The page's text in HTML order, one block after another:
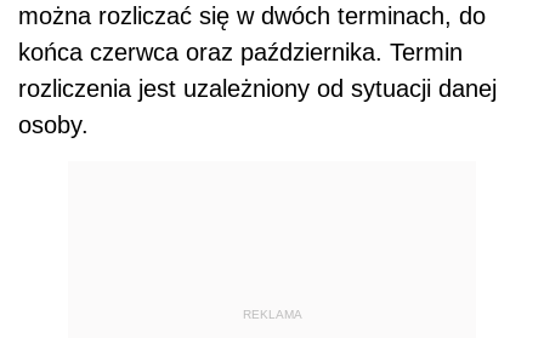
można rozliczać się w dwóch terminach, do
końca czerwca oraz października. Termin
rozliczenia jest uzależniony od sytuacji danej
osoby.
REKLAMA